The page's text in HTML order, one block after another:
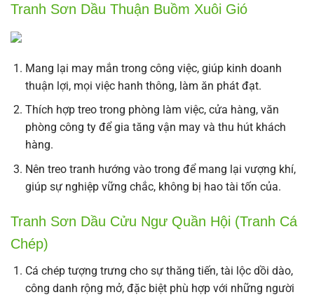
Tranh Sơn Dầu Thuận Buồm Xuôi Gió
Mang lại may mắn trong công việc, giúp kinh doanh
thuận lợi, mọi việc hanh thông, làm ăn phát đạt.
Thích hợp treo trong phòng làm việc, cửa hàng, văn
phòng công ty để gia tăng vận may và thu hút khách
hàng.
Nên treo tranh hướng vào trong để mang lại vượng khí,
giúp sự nghiệp vững chắc, không bị hao tài tốn của.
Tranh Sơn Dầu Cửu Ngư Quần Hội (Tranh Cá
Chép)
Cá chép tượng trưng cho sự thăng tiến, tài lộc dồi dào,
công danh rộng mở, đặc biệt phù hợp với những người